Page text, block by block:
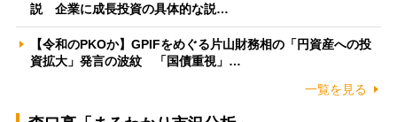
説 企業に成長投資の具体的な説…
【令和のPKOか】GPIFをめぐる片山財務相の「円資産への投
資拡大」発言の波紋 「国債重視」…
一覧を見る